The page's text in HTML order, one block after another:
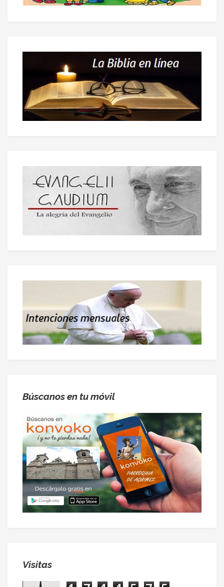
Búscanos en tu móvil
Visitas